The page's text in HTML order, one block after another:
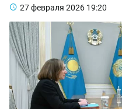
27 февраля 2026 19:20